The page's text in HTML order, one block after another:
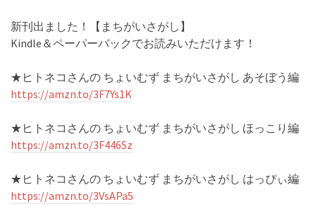
新刊出ました！【まちがいさがし】
Kindle＆ペーパーバックでお読みいただけます！
★ヒトネコさんの ちょいむず まちがいさがし あそぼう編
https://amzn.to/3F7Ys1K
★ヒトネコさんの ちょいむず まちがいさがし ほっこり編
https://amzn.to/3F446Sz
★ヒトネコさんの ちょいむず まちがいさがし はっぴぃ編
https://amzn.to/3VsAPa5